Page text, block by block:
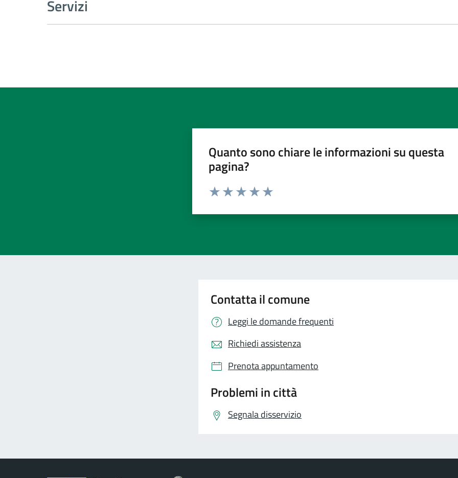
Servizi
Quanto sono chiare le informazioni su questa
pagina?
Contatta il comune
Leggi le domande frequenti
Richiedi assistenza
Prenota appuntamento
Problemi in città
Segnala disservizio